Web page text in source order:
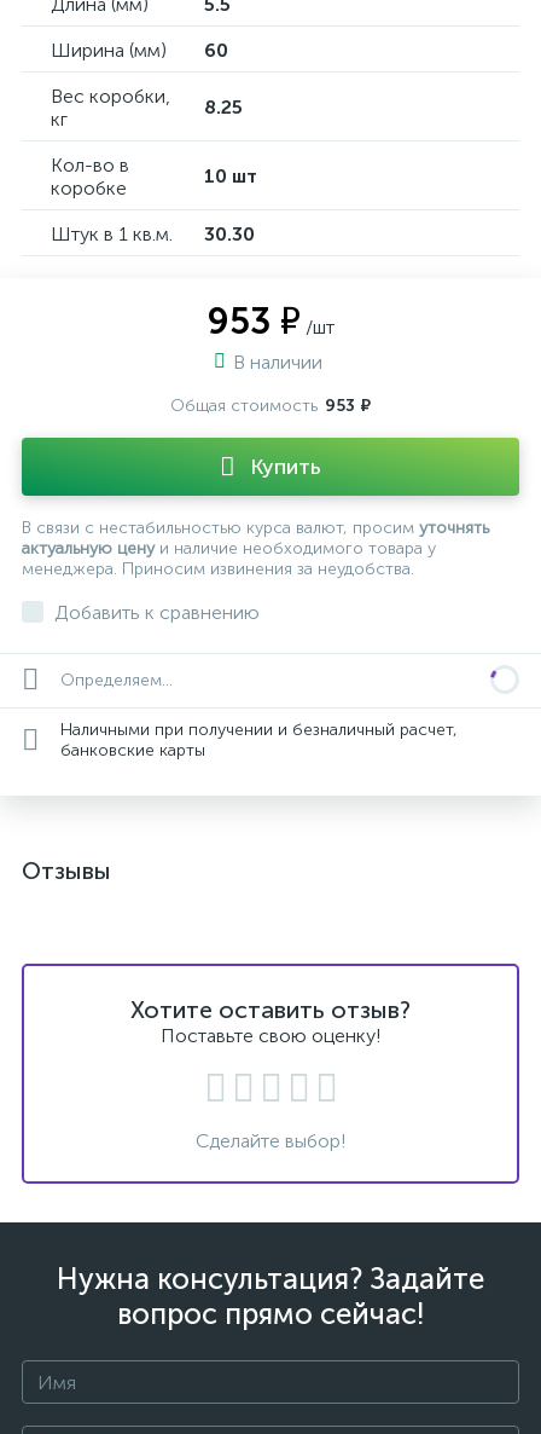
Ширина (мм)
60
Вес коробки,
кг
8.25
Кол-во в
коробке
10 шт
Штук в 1 кв.м. 30.30
953 ₽ /шт
В наличии
Общая стоимость 953 ₽
Купить
В связи с нестабильностью курса валют, просим уточнять
актуальную ценуи наличие необходимого товара у
менеджера. Приносим извинения за неудобства.
Добавить к сравнению
Определяем...
Наличными при получении и безналичный расчет,
банковские карты
Отзывы
Хотите оставить отзыв?
Поставьте свою оценку!
Сделайте выбор!
Нужна консультация? Задайте
вопрос прямо сейчас!